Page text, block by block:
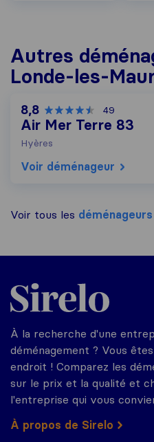
Autres
Londe-les-
8,8 49
Air Mer Terre 83
Hyères
Voir déménageur
Voir tous les déménageurs
Sirelo.fr
À la recherche d'une
déménagement ? Vous
endroit ! Comparez les
sur le prix et la qualité et
l'entreprise qui vous
À propos de Sirelo